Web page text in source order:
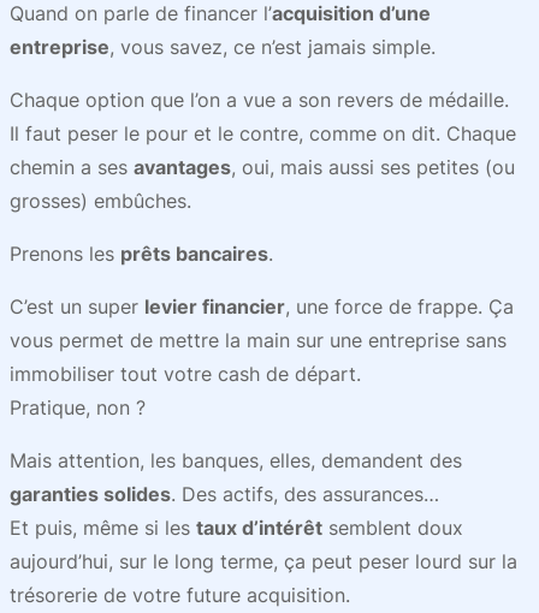
Quand on parle de financer l’acquisition d’une
entreprise, vous savez, ce n’est jamais simple.
Chaque option que l’on a vue a son revers de médaille.
Il faut peser le pour et le contre, comme on dit. Chaque
chemin a ses avantages, oui, mais aussi ses petites (ou
grosses) embûches.
Prenons les prêts bancaires.
C’est un super levier financier, une force de frappe. Ça
vous permet de mettre la main sur une entreprise sans
immobiliser tout votre cash de départ.
Pratique, non ?
Mais attention, les banques, elles, demandent des
garanties solides. Des actifs, des assurances…
Et puis, même si les taux d’intérêt semblent doux
aujourd’hui, sur le long terme, ça peut peser lourd sur la
trésorerie de votre future acquisition.